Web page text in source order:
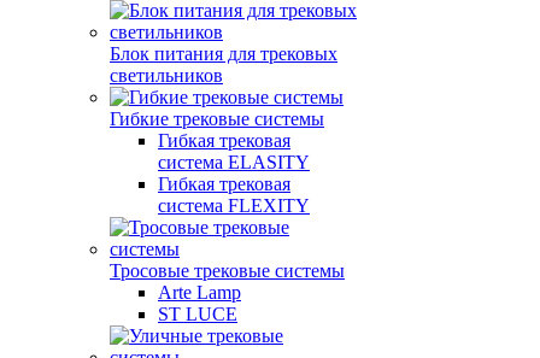
Блок питания для трековых
светильников
Гибкие трековые системы
Гибкая трековая
система ELASITY
Гибкая трековая
система FLEXITY
Тросовые трековые системы
Arte Lamp
ST LUCE